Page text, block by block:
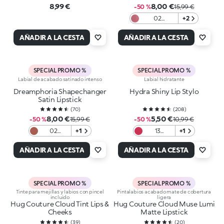
8,99 €
AÑADIR A LA CESTA
-50 %8,00 €15,99 €
02
Crush
+2
AÑADIR A LA CESTA
SPECIAL PROMO %
Labial de acabado satinado intenso
Dreamphoria Shapechanger
Satin Lipstick
(70)
-50 %8,00 €15,99 €
02
Rose
+1
AÑADIR A LA CESTA
SPECIAL PROMO %
Labial hidratante
Hydra Shiny Lip Stylo
(208)
-50 %5,50 €10,99 €
13
+1
AÑADIR A LA CESTA
SPECIAL PROMO %
Tinte para mejillas y labios con pincel
incluido
Hug Couture Cloud Tint Lips &
Cheeks
(39)
SPECIAL PROMO %
Pintalabios acabado mate de cobertura
ligera
Hug Couture Cloud Muse Lumi
Matte Lipstick
(20)